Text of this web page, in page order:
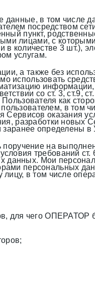
данные, в том числе
посредством сети
пункт,
лицами, с
количестве 3 шт.),
услугам.
а также без
использовать
со ст. 3, ст.9,
как
в том
оказания
разработки новых
определены в
на
требований ст.
данных. Мои
персональных
в том числе
для чего ОПЕРАТОР